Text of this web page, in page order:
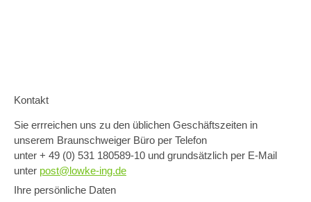
Kontakt
Sie errreichen uns zu den üblichen Geschäftszeiten in
unserem Braunschweiger Büro per Telefon
unter + 49 (0) 531 180589-10 und grundsätzlich per E-Mail
unter post@lowke-ing.de
Ihre persönliche Daten